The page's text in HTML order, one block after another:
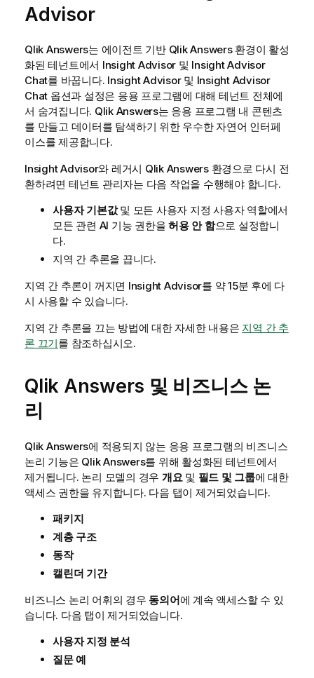
Advisor
Qlik Answers는 에이전트 기반 Qlik Answers환경이 활성
화된 테넌트에서 Insight Advisor 및 Insight Advisor
Chat를 바꿉니다. Insight Advisor및 Insight Advisor
Chat 옵션과 설정은 응용 프로그램에 대해 테넌트 전체에
서 숨겨집니다. Qlik Answers는 응용 프로그램 내 콘텐츠
를 만들고 데이터를 탐색하기 위한 우수한 자연어 인터페
이스를 제공합니다.
Insight Advisor와 레거시 Qlik Answers환경으로 다시 전
환하려면 테넌트 관리자는 다음 작업을 수행해야 합니다.
사용자 기본값및 모든 사용자 지정 사용자 역할에서
모든 관련 AI 기능 권한을 허용 안 함으로 설정합니
다.
지역 간 추론을 끕니다.
지역 간 추론이 꺼지면 Insight Advisor를 약 15분 후에 다
시 사용할 수 있습니다.
지역 간 추론을 끄는 방법에 대한 자세한 내용은 지역 간 추
론 끄기를 참조하십시오.
Qlik Answers 및 비즈니스 논
리
Qlik Answers에 적용되지 않는 응용 프로그램의 비즈니스
논리 기능은 Qlik Answers를 위해 활성화된 테넌트에서
제거됩니다. 논리 모델의 경우 개요 및 필드 및 그룹에 대한
액세스 권한을 유지합니다. 다음 탭이 제거되었습니다.
패키지
계층 구조
동작
캘린더 기간
비즈니스 논리 어휘의 경우 동의어에 계속 액세스할 수 있
습니다. 다음 탭이 제거되었습니다.
사용자 지정 분석
질문 예